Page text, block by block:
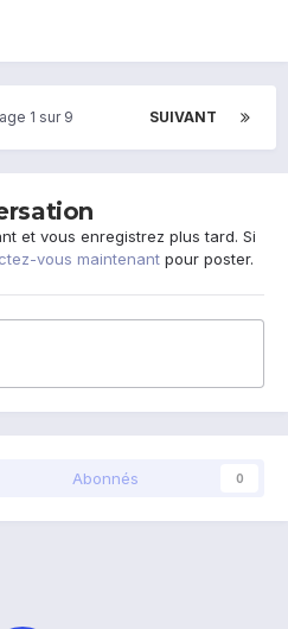
SUIVANT
1 sur 9
et vous enregistrez plus tard. Si
vous maintenant pour poster.
Abonnés 0